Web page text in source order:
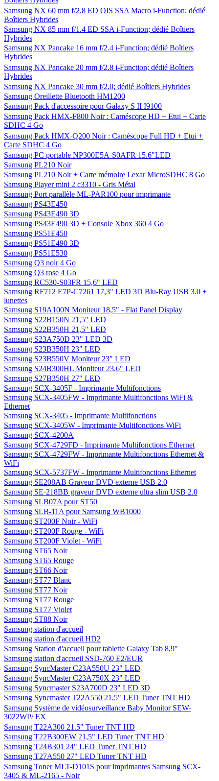
Samsung NX 60 mm f/2.8 ED OIS SSA Macro i-Function; dédié
Boîtiers Hybrides
Samsung NX 85 mm f/1.4 ED SSA i-Function; dédié Boîtiers
Hybrides
Samsung NX Pancake 16 mm f/2.4 i-Function; dédié Boîtiers
Hybrides
Samsung NX Pancake 20 mm f/2.8 i-Function; dédié Boîtiers
Hybrides
Samsung NX Pancake 30 mm f/2.0; dédié Boîtiers Hybrides
Samsung Oreillette Bluetooth HM1200
Samsung Pack d'accessoire pour Galaxy S II I9100
Samsung Pack HMX-F800 Noir : Caméscope HD + Etui + Carte
SDHC 4 Go
Samsung Pack HMX-Q200 Noir : Caméscope Full HD + Etui +
Carte SDHC 4 Go
Samsung PC portable NP300E5A-S0AFR 15.6"LED
Samsung PL210 Noir
Samsung PL210 Noir + Carte mémoire Lexar MicroSDHC 8 Go
Samsung Player mini 2 c3310 - Gris Métal
Samsung Port parallèle ML-PAR100 pour imprimante
Samsung PS43E450
Samsung PS43E490 3D
Samsung PS43E490 3D + Console Xbox 360 4 Go
Samsung PS51E450
Samsung PS51E490 3D
Samsung PS51E530
Samsung Q3 noir 4 Go
Samsung Q3 rose 4 Go
Samsung RC530-S03FR 15,6" LED
Samsung RF712 E7P-C7261 17,3" LED 3D Blu-Ray USB 3.0 +
lunettes
Samsung S19A100N Moniteur 18,5" - Flat Panel Display
Samsung S22B150N 21,5" LED
Samsung S22B350H 21,5" LED
Samsung S23A750D 23" LED 3D
Samsung S23B350H 23" LED
Samsung S23B550V Moniteur 23" LED
Samsung S24B300HL Moniteur 23,6" LED
Samsung S27B350H 27" LED
Samsung SCX-3405F - Imprimante Multifonctions
Samsung SCX-3405FW - Imprimante Multifonctions WiFi &
Ethernet
Samsung SCX-3405 - Imprimante Multifonctions
Samsung SCX-3405W - Imprimante Multifonctions WiFi
Samsung SCX-4200A
Samsung SCX-4729FD - Imprimante Multifonctions Ethernet
Samsung SCX-4729FW - Imprimante Multifonctions Ethernet &
WiFi
Samsung SCX-5737FW - Imprimante Multifonctions Ethernet
Samsung SE208AB Graveur DVD externe USB 2.0
Samsung SE-218BB graveur DVD externe ultra slim USB 2.0
Samsung SLB07A pour ST50
Samsung SLB-11A pour Samsung WB1000
Samsung ST200F Noir - WiFi
Samsung ST200F Rouge - WiFi
Samsung ST200F Violet - WiFi
Samsung ST65 Noir
Samsung ST65 Rouge
Samsung ST66 Noir
Samsung ST77 Blanc
Samsung ST77 Noir
Samsung ST77 Rouge
Samsung ST77 Violet
Samsung ST88 Noir
Samsung station d'accueil
Samsung station d'accueil HD2
Samsung Station d'accueil pour tablette Galaxy Tab 8,9"
Samsung station d'accueil SSD-760 E2/EUR
Samsung SyncMaster C23A550U 23" LED
Samsung SyncMaster C23A750X 23" LED
Samsung Syncmaster S23A700D 23" LED 3D
Samsung Syncmaster T22A550 21,5" LED Tuner TNT HD
Samsung Système de vidéosurveillance Baby Monitor SEW-
3022WP/ EX
Samsung T22A300 21.5" Tuner TNT HD
Samsung T22B300EW 21,5" LED Tuner TNT HD
Samsung T24B301 24" LED Tuner TNT HD
Samsung T27A550 27" LED Tuner TNT HD
Samsung Toner MLT-D101S pour imprimantes Samsung SCX-
3405 & ML-2165 - Noir